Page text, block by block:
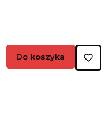
Do koszyka